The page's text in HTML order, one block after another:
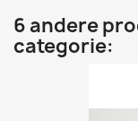
6 andere
categorie: